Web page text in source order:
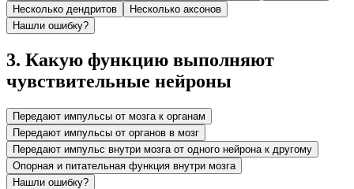
Несколько дендритов
Несколько аксонов
Нашли ошибку?
3. Какую функцию выполняют
чувствительные нейроны
Передают импульсы от мозга к органам
Передают импульсы от органов в мозг
Передают импульс внутри мозга от одного нейрона к другому
Опорная и питательная функция внутри мозга
Нашли ошибку?